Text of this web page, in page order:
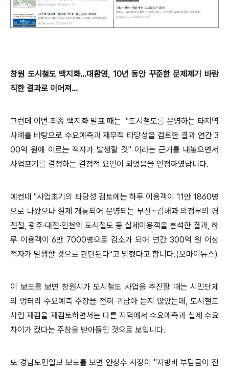
창원 도시철도 백지화...대환영, 10년 동안 꾸준한 문제제기 바람
직한 결과로 이어져...
그런데 이번 최종 백지화 발표 때는 "도시철도를 운영하는 타지역
사례를 바탕으로 수요예측과 재무적 타당성을 검토한 결과 연간 3
00억 원에 이르는 적자가 발생할 것" 이라는 근거를 내놓으면서
사업포기를 결정하는 결정적 요인이 되었음을 인정하였답니다.
예컨대 "사업초기의 타당성 검토에는 하루 이용객이 11만 1860명
으로 나왔으나 실제 개통되어 운영되는 부산~김해과 의정부의 경
전철, 광주·대전·인천의 도시철도 등 실제이용객을 분석한 결과, 하
루 이용객이 6만 7000명으로 감소가 되어 연간 300억 원 이상
적자가 발생할 것으로 판단된다"고 밝혔다고 합니다.(오마이뉴스)
이 보도를 보면 창원시가 도시철도 사업을 추진할 때는 시민단체
의 엉터리 수요예측 주장을 전혀 귀담아 듣지 않았는데, 도시철도
사업 재검을 재검토하면서는 다른 지역에서 수요예측과 실제 수요
차이가 컸다는 주장을 받아들인 것으로 보입니다.
또 경남도민일보 보도를 보면 안상수 시장이 "지방비 부담금이 전